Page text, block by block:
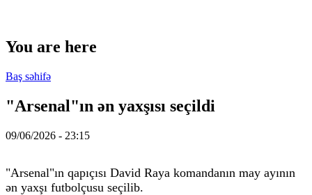
You are here
Baş səhifə
"Arsenal"ın ən yaxşısı seçildi
09/06/2026 - 23:15
"Arsenal"ın qapıçısı David Raya komandanın may ayının
ən yaxşı futbolçusu seçilib.